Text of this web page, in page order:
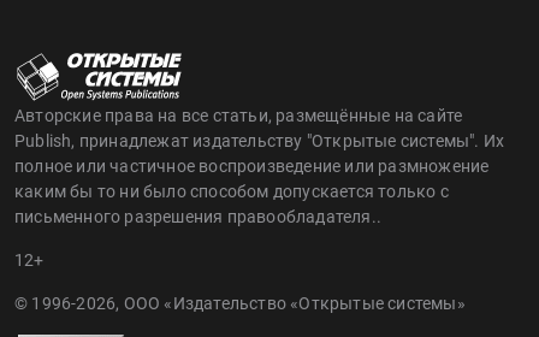
Авторские права на все статьи, размещённые на сайте
Publish, принадлежат издательству "Открытые системы". Их
полное или частичное воспроизведение или размножение
каким бы то ни было способом допускается только с
письменного разрешения правообладателя..
12+
© 1996-2026, ООО «Издательство «Открытые системы»